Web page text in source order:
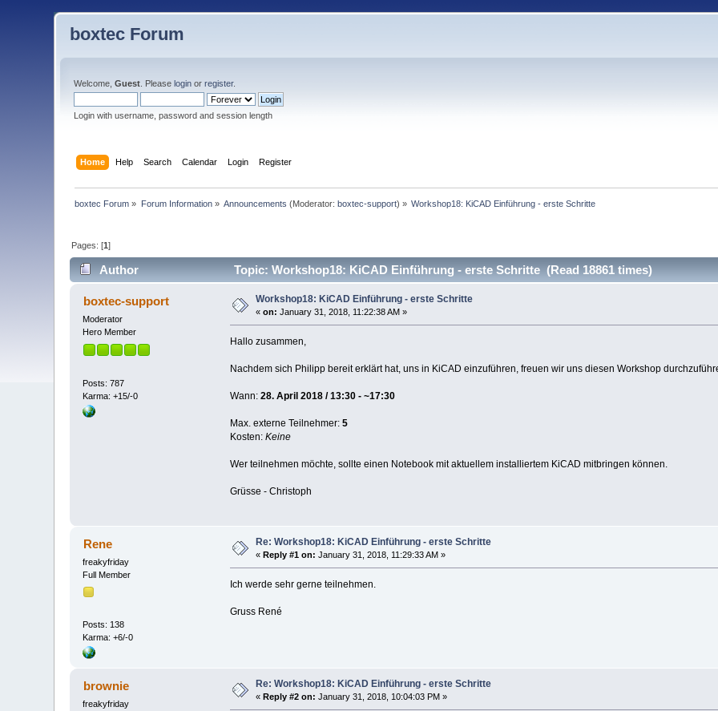
boxtec Forum
Welcome,Guest . Pleaselogin orregister.
Login with username, password and session length
Home Help Search Calendar Login Register
boxtec Forum » Forum Information» Announcements (Moderator:boxtec-support) » Workshop18: KiCAD Einführung - erste Schritte
Pages: [1]
Author Topic: Workshop18: KiCAD Einführung - erste Schritte (Read 18861 times)
boxtec-support
Moderator
Hero Member
Posts: 787
Karma: +15/-0
Workshop18: KiCAD Einführung - erste Schritte
«on: January 31, 2018, 11:22:38 AM »
Hallo zusammen,
Nachdem sich Philipp bereit erklärt hat, uns in KiCAD einzuführen, freuen wir uns diesen Workshop
Wann: 28. April 2018 / 13:30 - ~17:30
Max. externe Teilnehmer: 5
Kosten: Keine
Wer teilnehmen möchte, sollte einen Notebook mit aktuellem installiertem KiCAD mitbringen können.
Grüsse - Christoph
Rene
freakyfriday
Full Member
Posts: 138
Karma: +6/-0
Re: Workshop18: KiCAD Einführung - erste Schritte
« Reply #1 on: January 31, 2018, 11:29:33 AM »
Ich werde sehr gerne teilnehmen.
Gruss René
brownie
freakyfriday
Re: Workshop18: KiCAD Einführung - erste Schritte
« Reply #2 on: January 31, 2018, 10:04:03 PM »